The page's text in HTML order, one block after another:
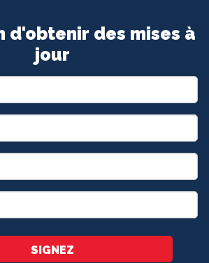
d'obtenir des mises à
jour
SIGNEZ